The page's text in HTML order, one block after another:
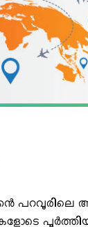
പറവൂരിലെ